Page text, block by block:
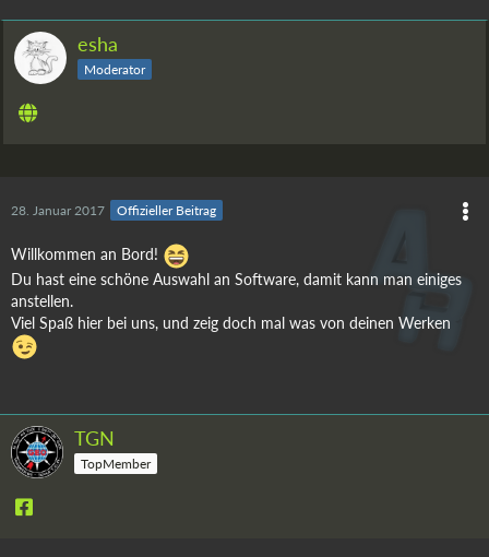
esha
Moderator
28. Januar 2017 Offizieller Beitrag
Willkommen an Bord!
Du hast eine schöne Auswahl an Software, damit kann man einiges
anstellen.
Viel Spaß hier bei uns, und zeig doch mal was von deinen Werken
TGN
TopMember